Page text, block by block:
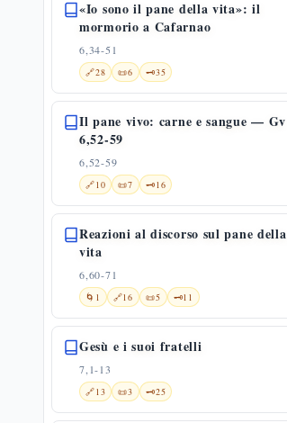
«Io sono il pane della vita»: il
mormorio a Cafarnao
6,34-51
🔗28 📜6 🗝️35
Il pane vivo: carne e sangue — Gv
6,52-59
6,52-59
🔗10 📜7 🗝️16
Reazioni al discorso sul pane della
vita
6,60-71
🌀 1 🔗16 📜5 🗝️11
Gesù e i suoi fratelli
7,1-13
🔗13 📜3 🗝️25